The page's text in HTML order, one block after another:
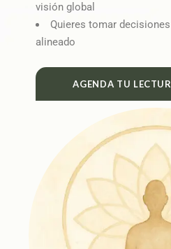
visión global
Quieres tomar
alineado
AGENDA TU